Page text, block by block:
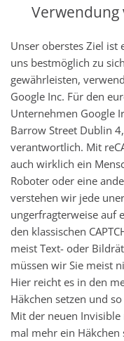
Verwendung
Unser oberstes Ziel ist
uns bestmöglich zu
gewährleisten,
Google Inc. Für den
Unternehmen Google
Barrow Street Dublin
verantwortlich. Mit
auch wirklich ein
Roboter oder eine
verstehen wir jede
ungerfragterweise auf
den klassischen
meist Text- oder
müssen wir Sie meist
Hier reicht es in den
Häkchen setzen und
Mit der neuen Invisible
mal mehr ein